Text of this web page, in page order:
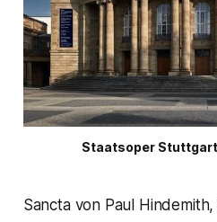
Staatsoper Stuttgart
Sancta von Paul